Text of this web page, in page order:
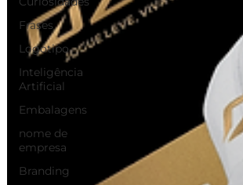
Frases
Logotipo
Inteligência
Artificial
Embalagens
nome de
empresa
Branding